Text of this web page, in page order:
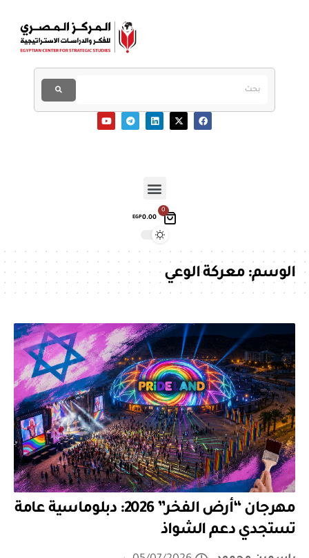
0
EGP0.00
الوسم:معركة الوعي
مهرجان “أرض الفخر” 2026: دبلوماسية عامة
تستجدي دعم الشواذ